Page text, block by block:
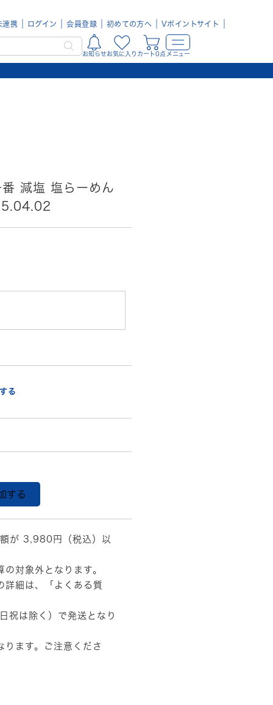
連携 ログイン 会員登録 初めての方へ Vポイントサイト
お知らせお気に入り カート0点 メニュー
減塩 塩らーめん
る
する
が 3,980円（税込）以
対象外となります。
細は、
「よくある質
祝は除く）で発送となり
ます。ご注意くださ